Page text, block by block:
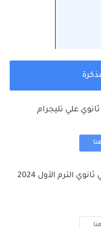
علي تليجرام
لتحميل مذكرة فرنساوي اولي ثانوي الترم الأول 2024